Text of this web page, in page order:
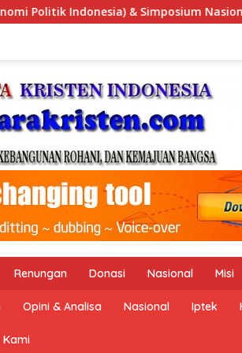
Undang-Undang Perekonomian
Renungan Donasi Nasional Misi
Opini & Analisa Nasional Iptek
Kami